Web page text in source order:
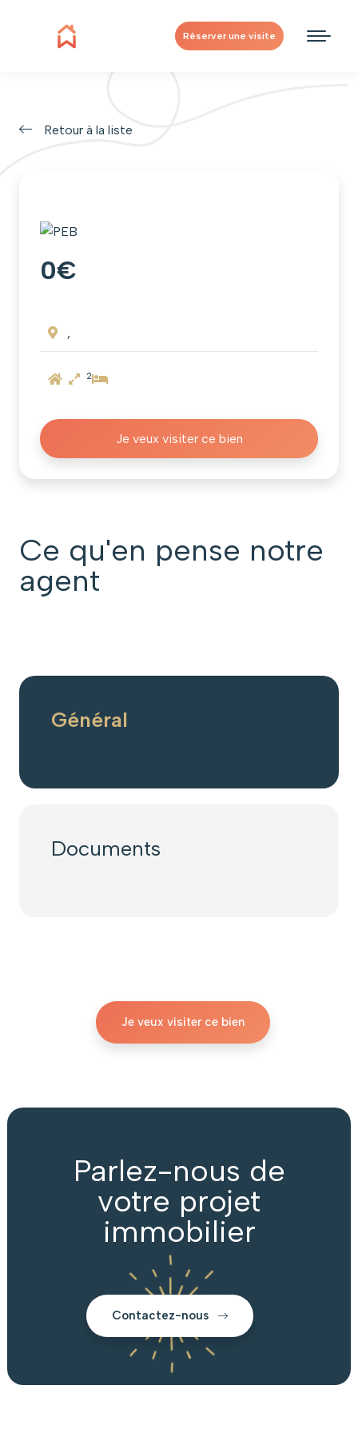
Réserver une visite
Retour à la liste
0€
,
2
Je veux visiter ce bien
Ce qu'en pense notre
agent
Général
Documents
Je veux visiter ce bien
Parlez-nous de
votre projet
immobilier
Contactez-nous